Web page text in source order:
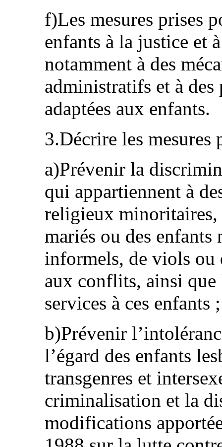
f)Les mesures prises
enfants à la justice et
notamment à des
administratifs et à
adaptées aux enfants.
3.Décrire les mesures
a)Prévenir la
qui appartiennent à
religieux minoritaires,
mariés ou des enfants
informels, de viols ou
aux conflits, ainsi
services à ces enfants ;
b)Prévenir
l’égard des enfants
transgenres et
criminalisation et la
modifications